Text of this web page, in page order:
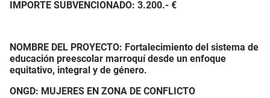
IMPORTE SUBVENCIONADO: 3.200.- €
NOMBRE DEL PROYECTO: Fortalecimiento del sistema de
educación preescolar marroquí desde un enfoque
equitativo, integral y de género.
ONGD: MUJERES EN ZONA DE CONFLICTO